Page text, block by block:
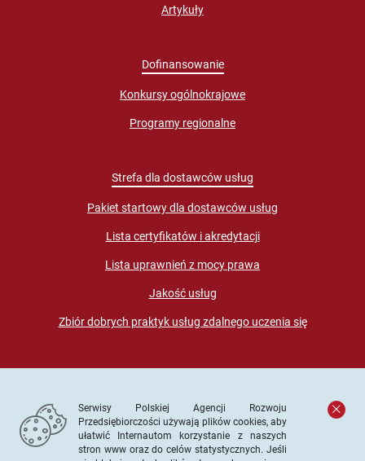
Artykuły
Dofinansowanie
Konkursy ogólnokrajowe
Programy regionalne
Strefa dla dostawców usług
Pakiet startowy dla dostawców usług
Lista certyfikatów i akredytacji
Lista uprawnień z mocy prawa
Jakość usług
Zbiór dobrych praktyk usług zdalnego uczenia się
© PARP. Wszelkie prawa zastrzeżone
Serwisy Polskiej Agencji Rozwoju
Przedsiębiorczości używają plików cookies, aby
ułatwić Internautom korzystanie z naszych
stron www oraz do celów statystycznych. Jeśli